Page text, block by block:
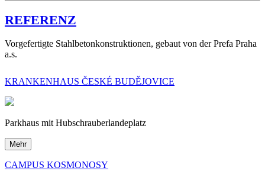
REFERENZ
Vorgefertigte Stahlbetonkonstruktionen, gebaut von der Prefa Praha
a.s.
KRANKENHAUS ČESKÉ BUDĚJOVICE
Parkhaus mit Hubschrauberlandeplatz
Mehr
CAMPUS KOSMONOSY